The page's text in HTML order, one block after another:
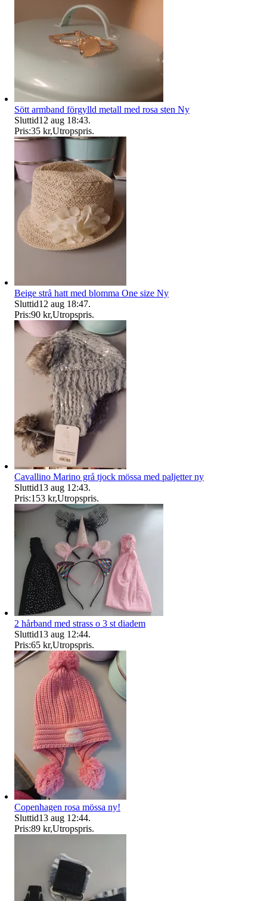
Sött armband förgylld metall med rosa sten Ny
Sluttid12 aug 18:43.
Pris:35 kr,Utropspris.
Beige strå hatt med blomma One size Ny
Sluttid12 aug 18:47.
Pris:90 kr,Utropspris.
Cavallino Marino grå tjock mössa med paljetter ny
Sluttid13 aug 12:43.
Pris:153 kr,Utropspris.
2 hårband med strass o 3 st diadem
Sluttid13 aug 12:44.
Pris:65 kr,Utropspris.
Copenhagen rosa mössa ny!
Sluttid13 aug 12:44.
Pris:89 kr,Utropspris.